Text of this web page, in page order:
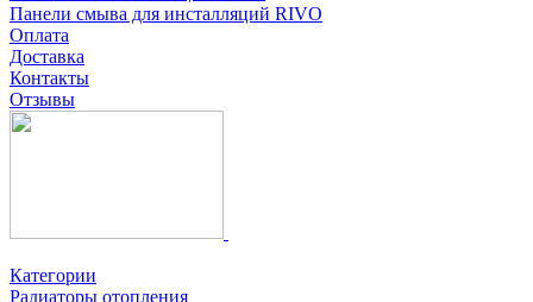
Панели смыва для инсталляций RIVO
Оплата
Доставка
Контакты
Отзывы
Категории
Радиаторы отопления